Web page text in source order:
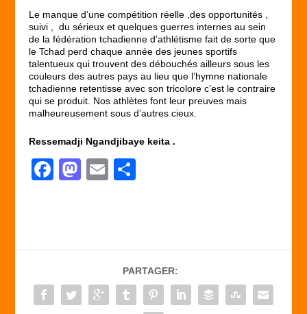
Le manque d’une compétition réelle ,des opportunités ,
suivi , du sérieux et quelques guerres internes au sein
de la fédération tchadienne d’athlétisme fait de sorte que
le Tchad perd chaque année des jeunes sportifs
talentueux qui trouvent des débouchés ailleurs sous les
couleurs des autres pays au lieu que l’hymne nationale
tchadienne retentisse avec son tricolore c’est le contraire
qui se produit. Nos athlètes font leur preuves mais
malheureusement sous d’autres cieux.
Ressemadji Ngandjibaye keita .
F
b
o
o
M
d
o
n
E
er
PARTAGER: